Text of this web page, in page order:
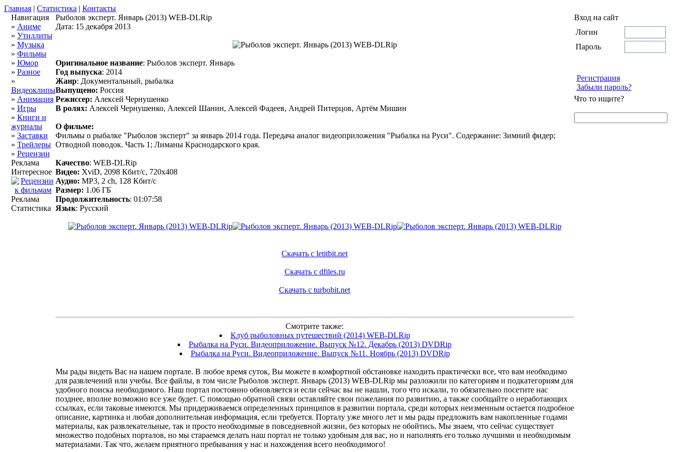
Главная | Статистика | Контакты
Навигация
» Аниме
» Утиллиты
» Музыка
» Фильмы
» Юмор
» Разное
»
Видеоклипы
» Анимация
» Игры
» Книги и
журналы
» Заставки
» Трейлеры
» Рецензии
Реклама
Интересное
Реклама
Статистика
Рыболов эксперт. Январь (2013) WEB-DLRip
Дата: 15 декабря 2013
Оригинальное название: Рыболов эксперт. Январь
Год выпуска: 2014
Жанр: Документальный, рыбалка
Выпущено: Россия
Режиссер: Алексей Чернушенко
В ролях: Алексей Чернушенко, Алексей Шанин, Алексей Фадеев, Андрей Питерцов, Артём Мишин
О фильме:
Фильмы о рыбалке "Рыболов эксперт" за январь 2014 года. Передача аналог видеоприложения "Рыбалка на Руси". Содержание: Зимний фидер;
Отводной поводок. Часть 1; Лиманы Краснодарского края.
Качество: WEB-DLRip
Видео: XviD, 2098 Кбит/с, 720x408
Аудио: MP3, 2 ch, 128 Кбит/с
Размер: 1.06 ГБ
Продолжительность: 01:07:58
Язык: Русский
Скачать с letitbit.net
Скачать с dfiles.ru
Скачать с turbobit.net
Смотрите также:
Клуб рыболовных путешествий (2014) WEB-DLRip
Рыбалка на Руси. Видеоприложение. Выпуск №12. Декабрь (2013) DVDRip
Рыбалка на Руси. Видеоприложение. Выпуск №11. Ноябрь (2013) DVDRip
Мы рады видеть Вас на нашем портале. В любое время суток, Вы можете в комфортной обстановке находить практически все, что вам необходимо
для развлечений или учебы. Все файлы, в том числе Рыболов эксперт. Январь (2013) WEB-DLRip мы разложили по категориям и подкатегориям для
удобного поиска необходимого. Наш портал постоянно обновляется и если сейчас вы не нашли, того что искали, то обязательно посетите нас
позднее, вполне возможно все уже будет. С помощью обратной связи оставляйте свои пожелания по развитию, а также сообщайте о неработающих
ссылках, если таковые имеются. Мы придерживаемся определенных принципов в развитии портала, среди которых неизменным остается подробное
описание, картинка и любая дополнительная информация, если требуется. Порталу уже много лет и мы рады предложить вам накопленные годами
материалы, как развлекательные, так и просто необходимые в повседневной жизни, без которых не обойтись. Мы знаем, что сейчас существует
множество подобных порталов, но мы стараемся делать наш портал не только удобным для вас, но и наполнять его только лучшими и необходимым
материалами. Так что, желаем приятного пребывания у нас и нахождения всего необходимого!
Вход на сайт
Логин
Пароль
Регистрация
Забыли пароль?
Что то ищите?